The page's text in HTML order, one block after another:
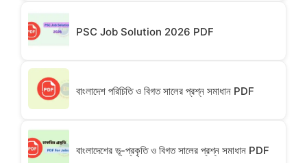
PSC Job Solution 2026 PDF
বাংলাদেশ পরিচিতি ও বিগত সালের প্রশ্ন সমাধান PDF
বাংলাদেশের ভূ-প্রকৃতি ও বিগত সালের প্রশ্ন সমাধান PDF